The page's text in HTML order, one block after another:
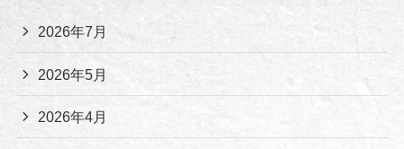
2026年7月
2026年5月
2026年4月